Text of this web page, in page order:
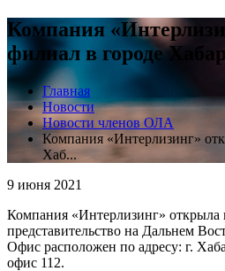
Компания
филиал в городе
Главная
Новости
Новости членов ОЛА
Компания «Интерлизинг»
Хаб...
9 июня 2021
Компания «Интерлизинг» открыла
представительство на Дальнем
Офис расположен по адресу: г.
офис 112.